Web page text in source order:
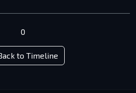
0
to Timeline